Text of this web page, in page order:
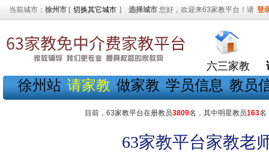
当前城市： 徐州市 [ 切换其它城市 ] 选择城市 您好，欢迎来63家教平台！请 登
六三家教
徐州站 请家教 做家教 学员信息 教员
目前，63家教平台在册教员3809名，其中明星教员163名
63家教平台家教老